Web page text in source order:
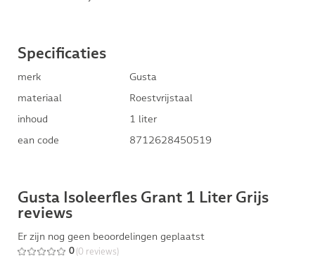
Specificaties
merk
Gusta
materiaal
Roestvrijstaal
inhoud
1 liter
ean code
8712628450519
Gusta Isoleerfles Grant 1 Liter Grijs
reviews
Er zijn nog geen beoordelingen geplaatst
0 (0 reviews)